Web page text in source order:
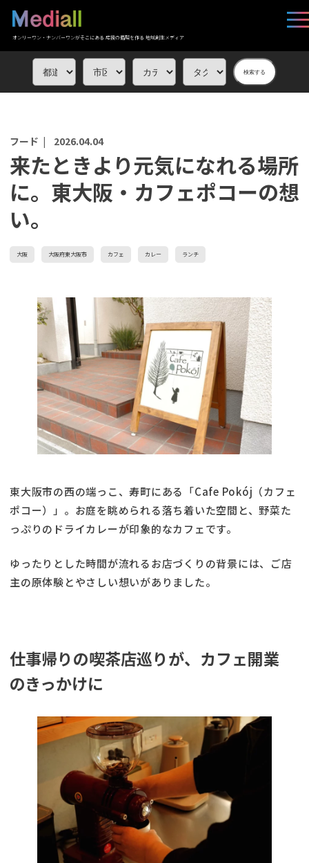
オンリーワン・ナンバーワンがそこにある 応援の循環を作る 地域創生メディア
検索する
フード | 2026.04.04
来たときより元気になれる場所
に。東大阪・カフェポコーの想
い。
大阪 大阪府東大阪市 カフェ カレー ランチ
東大阪市の西の端っこ、寿町にある「Cafe Pokój（カフェ
ポコー）」。お庭を眺められる落ち着いた空間と、野菜た
っぷりのドライカレーが印象的なカフェです。
ゆったりとした時間が流れるお店づくりの背景には、ご店
主の原体験とやさしい想いがありました。
仕事帰りの喫茶店巡りが、カフェ開業
のきっかけに